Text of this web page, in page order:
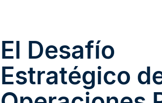
El Desafío
Estratégico